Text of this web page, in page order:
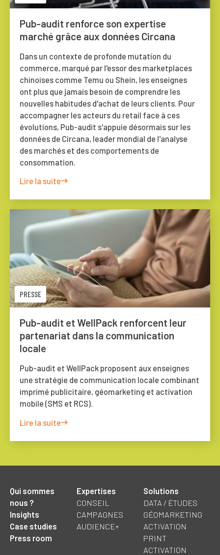
Pub-audit renforce son expertise
marché grâce aux données Circana
Dans un contexte de profonde mutation du
commerce, marqué par l'essor des marketplaces
chinoises comme Temu ou Shein, les enseignes
ont plus que jamais besoin de comprendre les
nouvelles habitudes d'achat de leurs clients. Pour
accompagner les acteurs du retail face à ces
évolutions, Pub-audit s'appuie désormais sur les
données de Circana, leader mondial de l'analyse
des marchés et des comportements de
consommation.
Lire la suite
PRESSE
Pub-audit et WellPack renforcent leur
partenariat dans la communication
locale
Pub-audit et WellPack proposent aux enseignes
une stratégie de communication locale combinant
imprimé publicitaire, géomarketing et activation
mobile (SMS et RCS).
Lire la suite
Qui sommes
nous ?
Insights
Case studies
Press room
Expertises
CONSEIL
CAMPAGNES
AUDIENCE+
Solutions
DATA / ÉTUDES
GÉOMARKETING
ACTIVATION
PRINT
ACTIVATION